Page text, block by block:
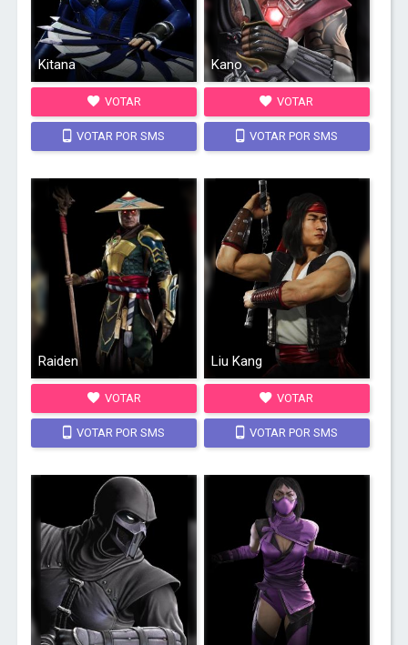
Kitana
VOTAR
VOTAR POR SMS
Kano
VOTAR
VOTAR POR SMS
Raiden
VOTAR
VOTAR POR SMS
Liu Kang
VOTAR
VOTAR POR SMS